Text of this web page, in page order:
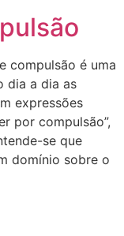
compulsão é uma
dia a dia as
expressões
por compulsão”,
se que
domínio sobre o